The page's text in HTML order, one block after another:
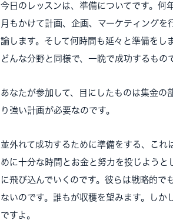
今日のレッスンは、準備についてです。何
月もかけて計画、企画、マーケティング
論します。そして何時間も延々と準備をし
どんな分野と同様で、一晩で成功するもの
あなたが参加して、目にしたものは集金
り強い計画が必要なのです。
並外れて成功するために準備をする、これ
めに十分な時間とお金と努力を投じよう
に飛び込んでいくのです。彼らは戦略的
ないのです。誰もが収穫を望みます。し
ですよ。